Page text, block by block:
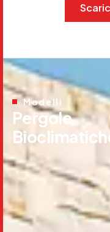
Modelli
Pergole
Bioclimatich